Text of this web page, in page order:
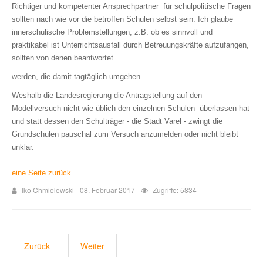
Richtiger und kompetenter Ansprechpartner für schulpolitische Fragen
sollten nach wie vor die betroffen Schulen selbst sein. Ich glaube
innerschulische Problemstellungen, z.B. ob es sinnvoll und
praktikabel ist Unterrichtsausfall durch Betreuungskräfte aufzufangen,
sollten von denen beantwortet
werden, die damit tagtäglich umgehen.
Weshalb die Landesregierung die Antragstellung auf den
Modellversuch nicht wie üblich den einzelnen Schulen überlassen hat
und statt dessen den Schulträger - die Stadt Varel - zwingt die
Grundschulen pauschal zum Versuch anzumelden oder nicht bleibt
unklar.
eine Seite zurück
Iko Chmielewski 08. Februar 2017 Zugriffe: 5834
Zurück Weiter